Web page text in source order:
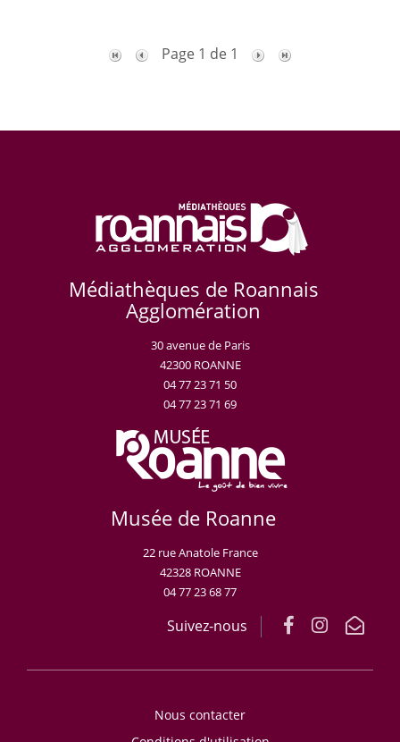
Page 1 de 1
Médiathèques de Roannais
Agglomération
30 avenue de Paris
42300 ROANNE
04 77 23 71 50
04 77 23 71 69
Musée de Roanne
22 rue Anatole France
42328 ROANNE
04 77 23 68 77
Suivez-nous
Nous contacter